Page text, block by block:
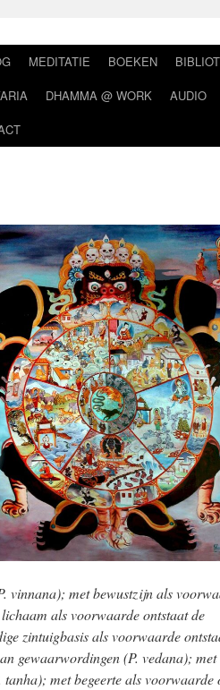
MEDITATIE BOEKEN
DHAMMA @ WORK AUDIO
vinnana); met bewustzijn als
als voorwaarde ontstaat de
zintuigbasis als voorwaarde
gewaarwordingen (P. vedana); met
met begeerte als voorwaarde